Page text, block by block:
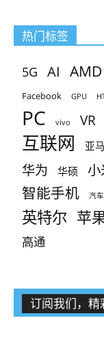
热门标签
5G AI AMD
Facebook GPU
PC vivo VR
互联网 亚
华为 华硕 小
智能手机 汽车
英特尔 苹
高通
订阅我们，精